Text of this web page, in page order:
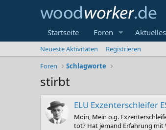
Startseite Foren Aktuelles
Neueste Aktivitäten
Registrieren
Foren
Schlagworte
stirbt
ELU Exzenterschleifer
Moin, Mein o.g.
tot? Hat jemand Erfahrung mit